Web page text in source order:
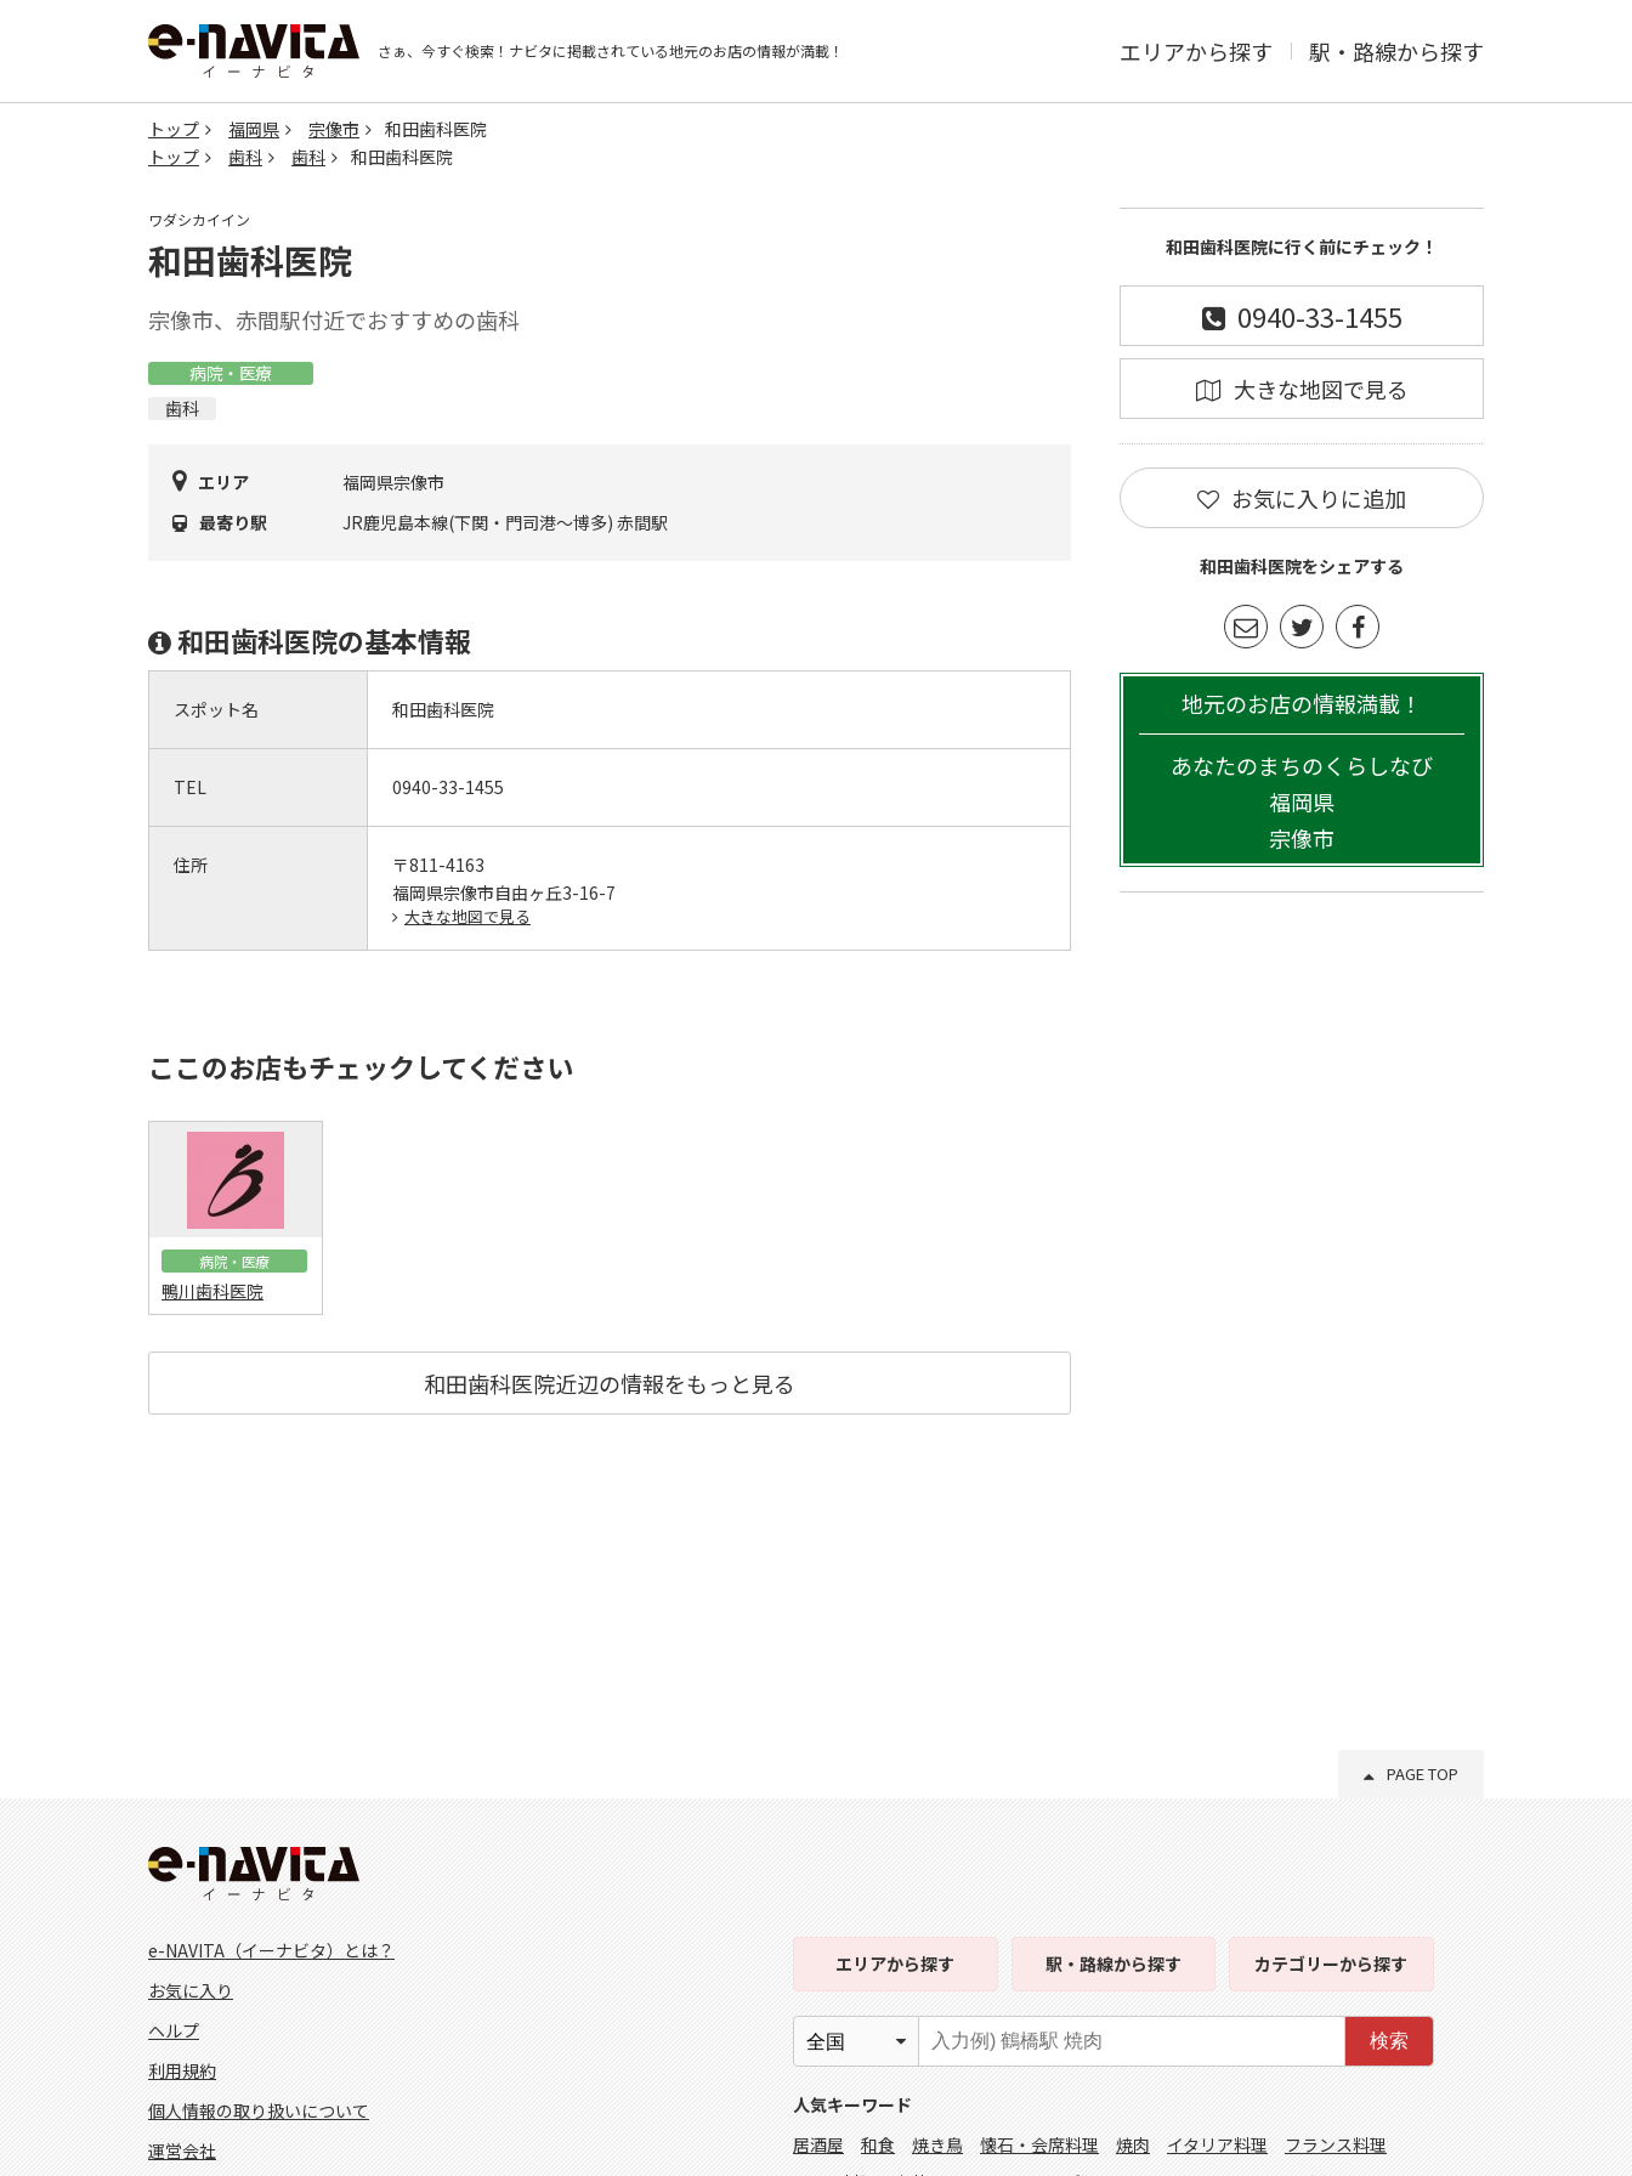
さぁ、今すぐ検索！ ナビタに掲載されている地元のお店の情報が満載！ エリアから探す 駅・路線から探す
トップ 福岡県 宗像市
和田歯科医院
トップ
歯科 歯科 和田歯科医院
ワダシカイイン
和田歯科医院
宗像市、赤間駅付近でおすすめの歯科
病院・医療
歯科
エリア
福岡県宗像市
最寄り駅
JR鹿児島本線(下関・門司港～博多) 赤間駅
和田歯科医院の基本情報
スポット名 和田歯科医院
TEL 0940-33-1455
住所
〒811-4163
福岡県宗像市自由ヶ丘3-16-7
大きな地図で見る
ここのお店もチェックしてください
病院・医療
鴨川歯科医院
和田歯科医院近辺の情報をもっと見る
和田歯科医院に行く前にチェック！
0940-33-1455
大きな地図で見る
お気に入りに追加
和田歯科医院をシェアする
地元のお店の情報満載！
あなたのまちのくらしなび
福岡県
宗像市
PAGE TOP
e-NAVITA（イーナビタ）とは？
お気に入り
ヘルプ
利用規約
個人情報の取り扱いについて
運営会社
エリアから探す 駅・路線から探す カテゴリーから探す
検索
人気キーワード
居酒屋
和食 焼き鳥 懐石・会席料理 焼肉 イタリア料理
フランス料理